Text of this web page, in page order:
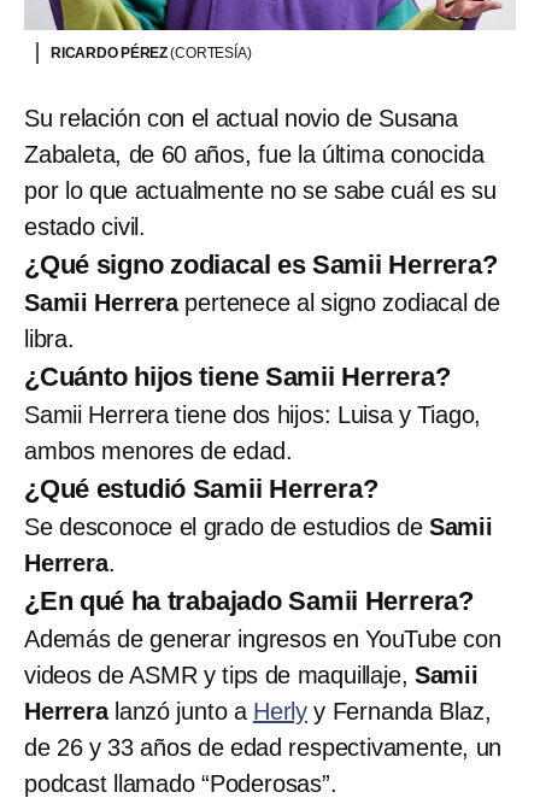
RICARDO PÉREZ(CORTESÍA)
Su relación con el actual novio de Susana
Zabaleta, de 60 años, fue la última conocida
por lo que actualmente no se sabe cuál es su
estado civil.
¿Qué signo zodiacal es Samii Herrera?
Samii Herrerapertenece al signo zodiacal de
libra.
¿Cuánto hijos tiene Samii Herrera?
Samii Herrera tiene dos hijos: Luisa y Tiago,
ambos menores de edad.
¿Qué estudió Samii Herrera?
Se desconoce el grado de estudios de Samii
Herrera.
¿En qué ha trabajado Samii Herrera?
Además de generar ingresos en YouTube con
videos de ASMR y tips de maquillaje, Samii
Herreralanzó junto a Herly y Fernanda Blaz,
de 26 y 33 años de edad respectivamente, un
podcast llamado “Poderosas”.